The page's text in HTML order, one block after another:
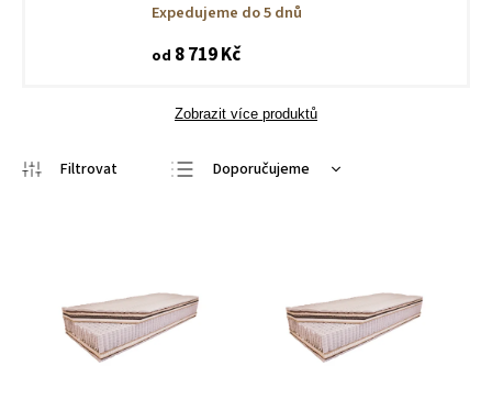
Expedujeme do 5 dnů
od 8 719 Kč
Zobrazit více produktů
Doporučujeme